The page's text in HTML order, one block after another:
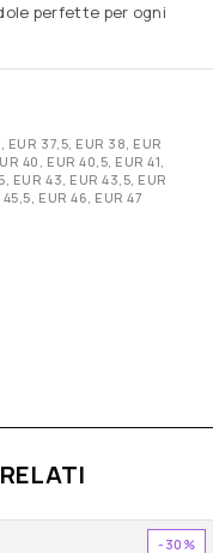
perfette per ogni
EUR 37,5, EUR 38, EUR
40, EUR 40,5, EUR 41,
EUR 43, EUR 43,5, EUR
EUR 46, EUR 47
-30%